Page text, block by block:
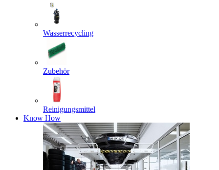
Wasserrecycling
Zubehör
Reinigungsmittel
Know How